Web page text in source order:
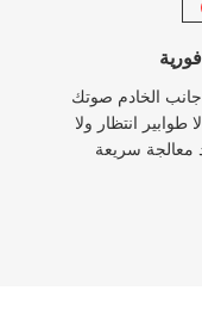
فورية
الخادم صوتك
انتظار ولا